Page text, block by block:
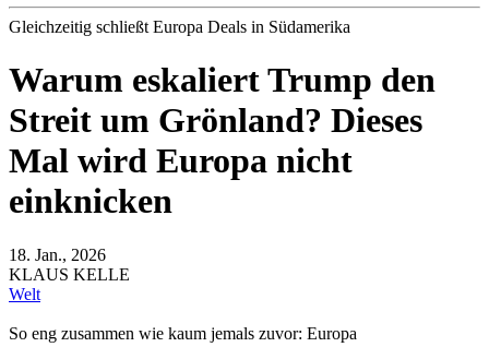
Gleichzeitig schließt Europa Deals in Südamerika
Warum eskaliert Trump den
Streit um Grönland? Dieses
Mal wird Europa nicht
einknicken
18. Jan., 2026
KLAUS KELLE
Welt
So eng zusammen wie kaum jemals zuvor: Europa